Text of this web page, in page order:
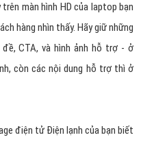
màn hình HD của laptop bạn
hàng nhìn thấy. Hãy giữ những
CTA, và hình ảnh hỗ trợ - ở
còn các nội dung hỗ trợ thì ở
điện tử Điện lạnh của bạn biết